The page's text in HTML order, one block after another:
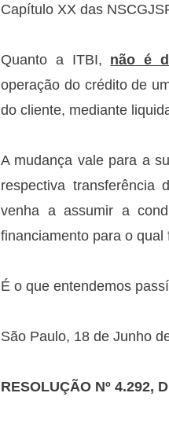
Capítulo XX das
Quanto a ITBI, não é
operação do crédito de
do cliente, mediante
A mudança vale para a
respectiva transferência
venha a assumir a
financiamento para o
É o que entendemos
São Paulo, 18 de Junho
RESOLUÇÃO Nº 4.292,